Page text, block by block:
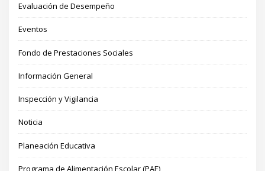
Evaluación de Desempeño
Eventos
Fondo de Prestaciones Sociales
Información General
Inspección y Vigilancia
Noticia
Planeación Educativa
Programa de Alimentación Escolar (PAE)